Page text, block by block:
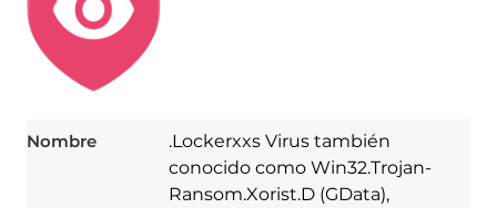
Nombre
.Lockerxxs Virus también
conocido como Win32.Trojan-
Ransom.Xorist.D (GData),